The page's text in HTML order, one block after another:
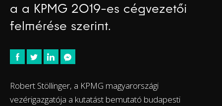
a a KPMG 2019-es cégvezetői
felmérése szerint.
Robert Stöllinger, a KPMG magyarországi
vezérigazgatója a kutatást bemutató budapesti